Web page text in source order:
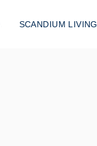
SCANDIUM LIVING